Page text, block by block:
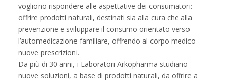
vogliono rispondere alle aspettative dei consumatori:
offrire prodotti naturali, destinati sia alla cura che alla
prevenzione e sviluppare il consumo orientato verso
l’automedicazione familiare, offrendo al corpo medico
nuove prescrizioni.
Da più di 30 anni, i Laboratori Arkopharma studiano
nuove soluzioni, a base di prodotti naturali, da offrire a